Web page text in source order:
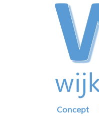
Concept